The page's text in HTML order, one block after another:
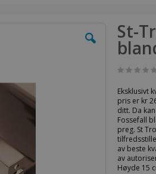
St-
Eksklusivt
pris er kr
ditt. Da
Fossefall
preg. St
av beste
av
Høyde 15